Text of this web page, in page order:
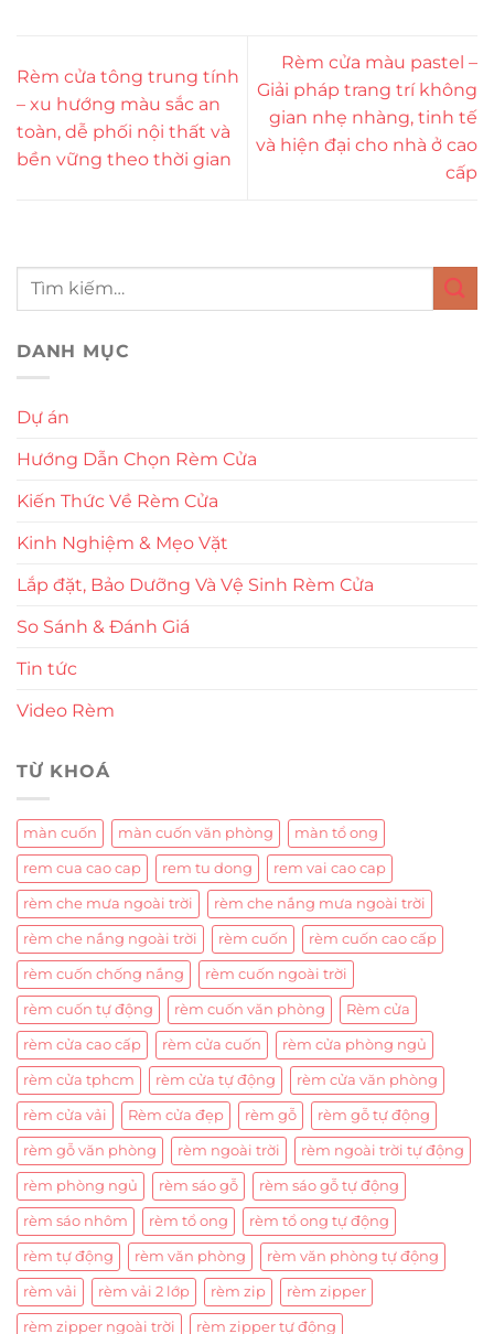
Rèm cửa tông trung tính
– xu hướng màu sắc an
toàn, dễ phối nội thất và
bền vững theo thời gian
Rèm cửa màu pastel –
Giải pháp trang trí không
gian nhẹ nhàng, tinh tế
và hiện đại cho nhà ở cao
cấp
DANH MỤC
Dự án
Hướng Dẫn Chọn Rèm Cửa
Kiến Thức Về Rèm Cửa
Kinh Nghiệm & Mẹo Vặt
Lắp đặt, Bảo Dưỡng Và Vệ Sinh Rèm Cửa
So Sánh & Đánh Giá
Tin tức
Video Rèm
TỪ KHOÁ
màn cuốn màn cuốn văn phòng màn tổ ong
rem cua cao cap rem tu dong rem vai cao cap
rèm che mưa ngoài trời rèm che nắng mưa ngoài trời
rèm che nắng ngoài trời rèm cuốn rèm cuốn cao cấp
rèm cuốn chống nắng rèm cuốn ngoài trời
rèm cuốn tự động rèm cuốn văn phòng Rèm cửa
rèm cửa cao cấp rèm cửa cuốn rèm cửa phòng ngủ
rèm cửa tphcm rèm cửa tự động rèm cửa văn phòng
rèm cửa vải Rèm cửa đẹp rèm gỗ rèm gỗ tự động
rèm gỗ văn phòng rèm ngoài trời rèm ngoài trời tự động
rèm phòng ngủ rèm sáo gỗ rèm sáo gỗ tự động
rèm sáo nhôm rèm tổ ong rèm tổ ong tự động
rèm tự động rèm văn phòng rèm văn phòng tự động
rèm vải rèm vải 2 lớp rèm zip rèm zipper
rèm zipper ngoài trời rèm zipper tự động